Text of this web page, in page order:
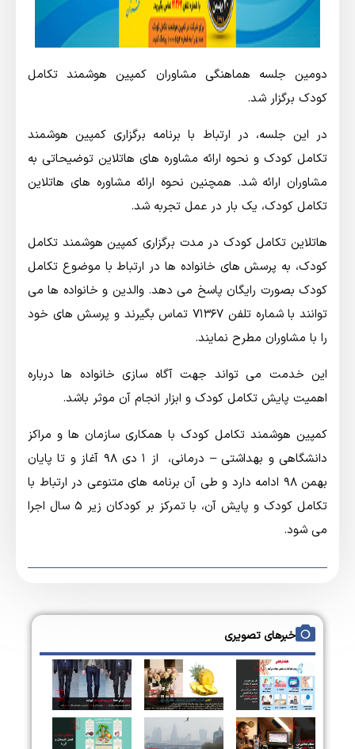
دومین جلسه هماهنگی مشاوران کمپین هوشمند تکامل
کودک برگزار شد.
در این جلسه، در ارتباط با برنامه برگزاری کمپین هوشمند
تکامل کودک و نحوه ارائه مشاوره های هاتلاین توضیحاتی به
مشاوران ارائه شد. همچنین نحوه ارائه مشاوره های هاتلاین
تکامل کودک، یک بار در عمل تجربه شد.
هاتلاین تکامل کودک در مدت برگزاری کمپین هوشمند تکامل
کودک، به پرسش های خانواده ها در ارتباط با موضوع تکامل
کودک بصورت رایگان پاسخ می دهد. والدین و خانواده ها می
توانند با شماره تلفن ۷۱۳۶۷ تماس بگیرند و پرسش های خود
را با مشاوران مطرح نمایند.
این خدمت می تواند جهت آگاه سازی خانواده ها درباره
اهمیت پایش تکامل کودک و ابزار انجام آن موثر باشد.
کمپین هوشمند تکامل کودک با همکاری سازمان ها و مراکز
دانشگاهی و بهداشتی – درمانی، از ۱ دی ۹۸ آغاز و تا پایان
بهمن ۹۸ ادامه دارد و طی آن برنامه های متنوعی در ارتباط با
تکامل کودک و پایش آن، با تمرکز بر کودکان زیر ۵ سال اجرا
می شود.
خبرهای تصویری